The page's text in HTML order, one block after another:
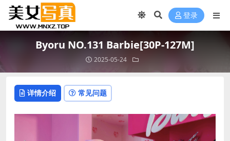
登录
Byoru NO.131 Barbie[30P-127M]
2025-05-24
详情介绍 常见问题